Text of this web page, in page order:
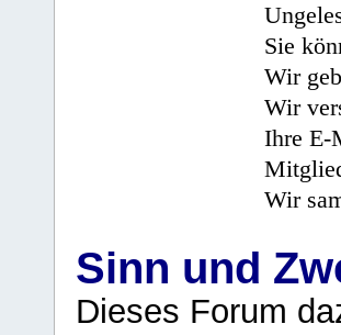
Sie
Wir
Wir
Ihre E-
Wir
Sinn und
Dieses Forum